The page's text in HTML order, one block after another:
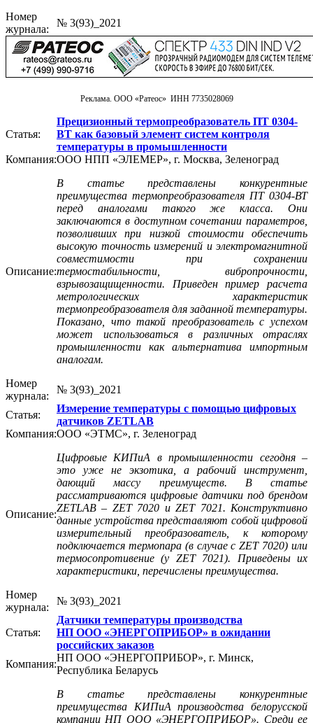
Номер
журнала:
№ 3(93)_2021
Реклама. ООО «Ратеос» ИНН 7735028069
Статья:
Прецизионный термопреобразователь ПТ 0304-
ВТ как базовый элемент систем контроля
температуры в промышленности
Компания:ООО НПП «ЭЛЕМЕР», г. Москва, Зеленоград
Описание:
В статье представлены конкурентные
преимущества термопреобразователя ПТ 0304-ВТ
перед аналогами такого же класса. Они
заключаются в доступном сочетании параметров,
позволивших при низкой стоимости обеспечить
высокую точность измерений и электромагнитной
совместимости при сохранении
термостабильности, вибропрочности,
взрывозащищенности. Приведен пример расчета
метрологических характеристик
термопреобразователя для заданной температуры.
Показано, что такой преобразователь с успехом
может использоваться в различных отраслях
промышленности как альтернатива импортным
аналогам.
Номер
журнала:
№ 3(93)_2021
Статья:
Измерение температуры с помощью цифровых
датчиков ZETLAB
Компания:ООО «ЭТМС», г. Зеленоград
Описание:
Цифровые КИПиА в промышленности сегодня –
это уже не экзотика, а рабочий инструмент,
дающий массу преимуществ. В статье
рассматриваются цифровые датчики под брендом
ZETLAB – ZET 7020 и ZET 7021. Конструктивно
данные устройства представляют собой цифровой
измерительный преобразователь, к которому
подключается термопара (в случае с ZET 7020) или
термосопротивение (у ZET 7021). Приведены их
характеристики, перечислены преимущества.
Номер
журнала:
№ 3(93)_2021
Статья:
Датчики температуры производства
НП ООО «ЭНЕРГОПРИБОР» в ожидании
российских заказов
Компания:
НП ООО «ЭНЕРГОПРИБОР», г. Минск,
Республика Беларусь
В статье представлены конкурентные
преимущества КИПиА производства белорусской
компании НП ООО «ЭНЕРГОПРИБОР». Среди ее